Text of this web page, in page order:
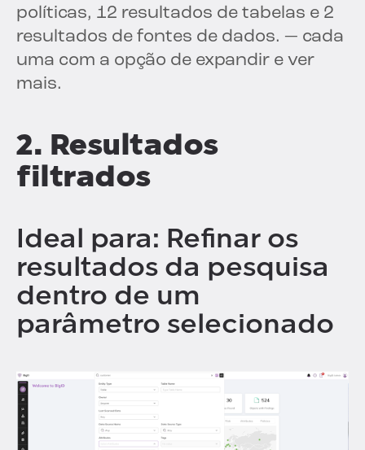
políticas, 12 resultados de tabelas e 2
resultados de fontes de dados. — cada
uma com a opção de expandir e ver
mais.
2. Resultados
filtrados
Ideal para: Refinar os
resultados da pesquisa
dentro de um
parâmetro selecionado